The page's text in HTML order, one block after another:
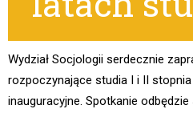
Wydział Socjologii serdecznie
rozpoczynające studia I i II
inauguracyjne. Spotkanie odbędzie